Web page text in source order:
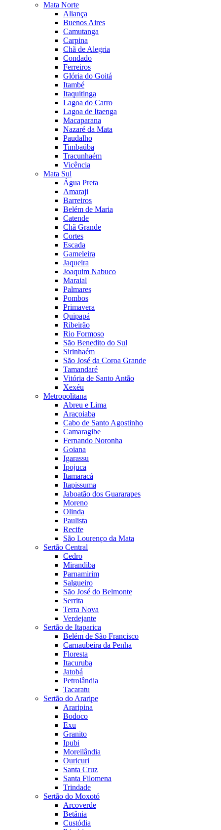
Mata Norte
Aliança
Buenos Aires
Camutanga
Carpina
Chã de Alegria
Condado
Ferreiros
Glória do Goitá
Itambé
Itaquitinga
Lagoa do Carro
Lagoa de Itaenga
Macaparana
Nazaré da Mata
Paudalho
Timbaúba
Tracunhaém
Vicência
Mata Sul
Água Preta
Amaraji
Barreiros
Belém de Maria
Catende
Chã Grande
Cortes
Escada
Gameleira
Jaqueira
Joaquim Nabuco
Maraial
Palmares
Pombos
Primavera
Quipapá
Ribeirão
Rio Formoso
São Benedito do Sul
Sirinhaém
São José da Coroa Grande
Tamandaré
Vitória de Santo Antão
Xexéu
Metropolitana
Abreu e Lima
Araçoiaba
Cabo de Santo Agostinho
Camaragibe
Fernando Noronha
Goiana
Igarassu
Ipojuca
Itamaracá
Itapissuma
Jaboatão dos Guararapes
Moreno
Olinda
Paulista
Recife
São Lourenço da Mata
Sertão Central
Cedro
Mirandiba
Parnamirim
Salgueiro
São José do Belmonte
Serrita
Terra Nova
Verdejante
Sertão de Itaparica
Belém de São Francisco
Carnaubeira da Penha
Floresta
Itacuruba
Jatobá
Petrolândia
Tacaratu
Sertão do Araripe
Araripina
Bodoco
Exu
Granito
Ipubi
Moreilândia
Ouricuri
Santa Cruz
Santa Filomena
Trindade
Sertão do Moxotó
Arcoverde
Betânia
Custódia